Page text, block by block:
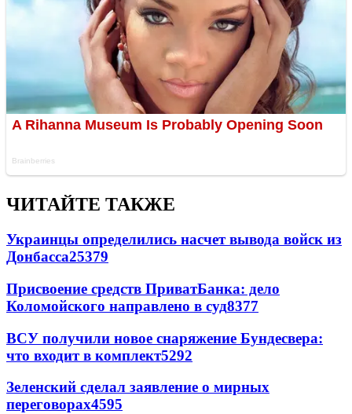
ЧИТАЙТЕ ТАКЖЕ
Украинцы определились насчет вывода войск из
Донбасса25379
Присвоение средств ПриватБанка: дело
Коломойского направлено в суд8377
ВСУ получили новое снаряжение Бундесвера:
что входит в комплект5292
Зеленский сделал заявление о мирных
переговорах4595